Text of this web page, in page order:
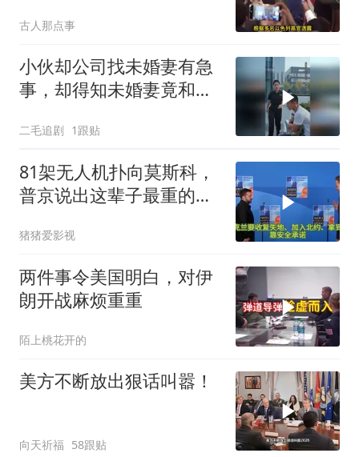
古人那点事
小伙却公司找未婚妻有急
事，却得知未婚妻竟和别
二毛追剧 1跟贴
81架无人机扑向莫斯科，
普京说出这辈子最重的一
猪猪爱影视
两件事令美国明白，对伊
朗开战麻烦重重
陌上桃花开的
美方不断放出狠话叫嚣！
向天祈福 58跟贴